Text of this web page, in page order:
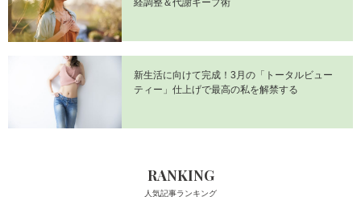
経調整＆代謝キープ術
新生活に向けて完成！3月の「トータルビュー
ティー」仕上げで最高の私を解禁する
RANKING
人気記事ランキング